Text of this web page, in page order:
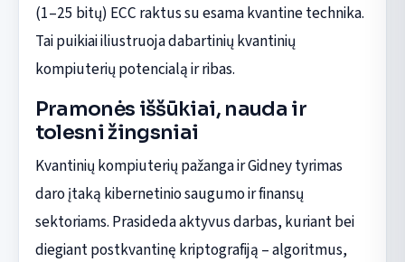
(1–25 bitų) ECC raktus su esama kvantine technika.
Tai puikiai iliustruoja dabartinių kvantinių
kompiuterių potencialą ir ribas.
Pramonės iššūkiai, nauda ir
tolesni žingsniai
Kvantinių kompiuterių pažanga ir Gidney tyrimas
daro įtaką kibernetinio saugumo ir finansų
sektoriams. Prasideda aktyvus darbas, kuriant bei
diegiant postkvantinę kriptografiją – algoritmus,